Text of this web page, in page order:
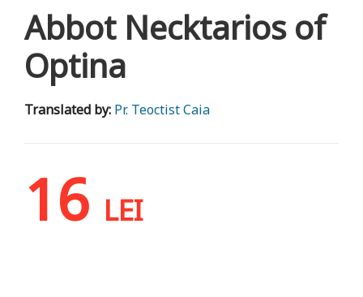
Abbot Necktarios of
Optina
Translated by: Pr. Teoctist Caia
16 LEI